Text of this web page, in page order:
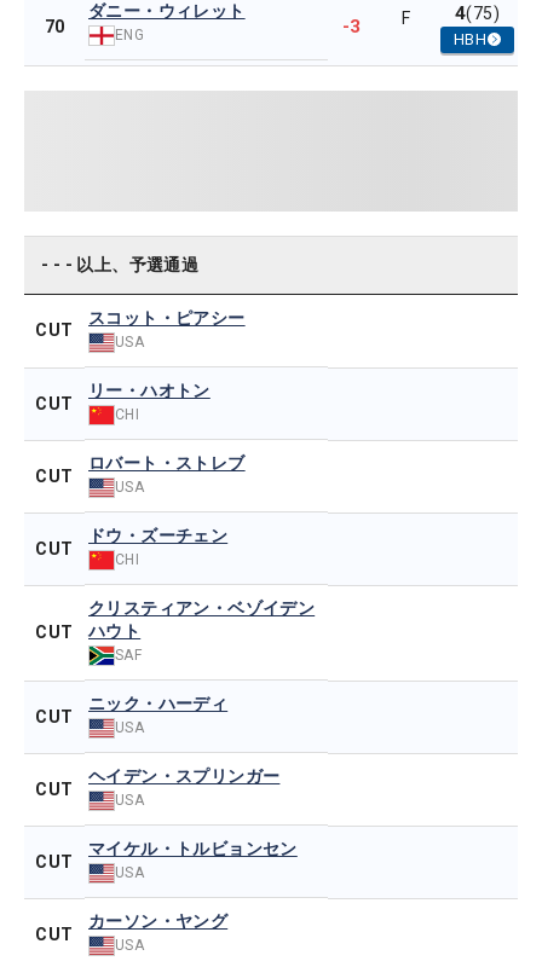
70
ダニー・ウィレット
ENG -3 F 4(75)
HBH
- - - 以上、予選通過
CUT
スコット・ピアシー
USA
CUT
リー・ハオトン
CHI
CUT
ロバート・ストレブ
USA
CUT
ドウ・ズーチェン
CHI
CUT
クリスティアン・ベゾイデン
ハウト
SAF
CUT
ニック・ハーディ
USA
CUT
ヘイデン・スプリンガー
USA
CUT
マイケル・トルビョンセン
USA
CUT
カーソン・ヤング
USA